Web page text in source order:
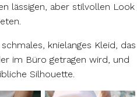
lässigen, aber stilvollen Look
knielanges Kleid, das
im Büro getragen wird, und
Silhouette.